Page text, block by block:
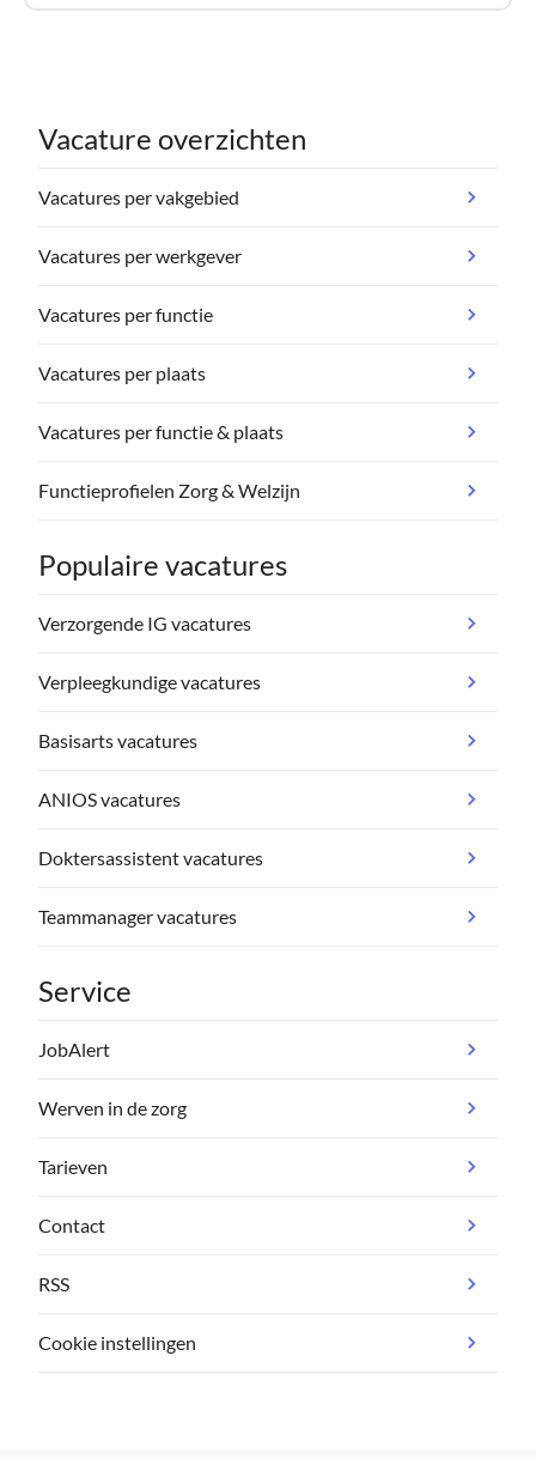
Vacature overzichten
Vacatures per vakgebied
Vacatures per werkgever
Vacatures per functie
Vacatures per plaats
Vacatures per functie & plaats
Functieprofielen Zorg & Welzijn
Populaire vacatures
Verzorgende IG vacatures
Verpleegkundige vacatures
Basisarts vacatures
ANIOS vacatures
Doktersassistent vacatures
Teammanager vacatures
Service
JobAlert
Werven in de zorg
Tarieven
Contact
RSS
Cookie instellingen